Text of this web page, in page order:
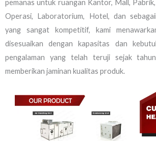
pemanas untuk ruangan Kantor, Mall,
Operasi, Laboratorium, Hotel, dan
yang sangat kompetitif, kami
disesuaikan dengan kapasitas dan
pengalaman yang telah teruji sejak
memberikan jaminan kualitas produk.